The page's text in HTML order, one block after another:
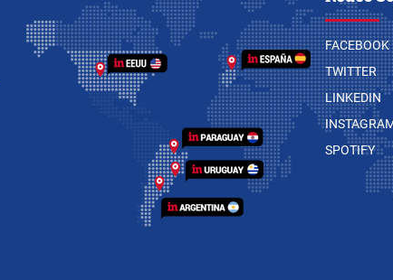
FACEBOOK
TWITTER
LINKEDIN
SPOTIFY